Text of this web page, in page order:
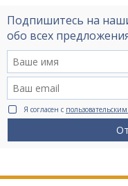
Подпишитесь на
обо всех
Я согласен с